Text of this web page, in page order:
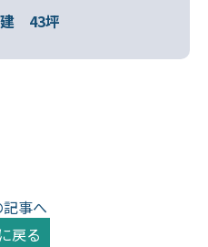
43坪
事へ
戻る